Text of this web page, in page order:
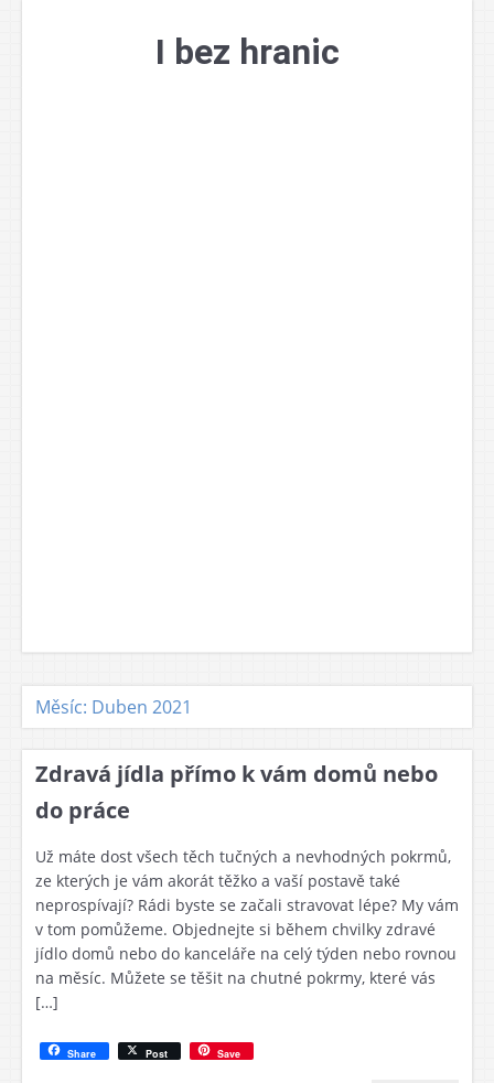
I bez hranic
Měsíc: Duben 2021
Zdravá jídla přímo k vám domů nebo
do práce
Už máte dost všech těch tučných a nevhodných pokrmů,
ze kterých je vám akorát těžko a vaší postavě také
neprospívají? Rádi byste se začali stravovat lépe? My vám
v tom pomůžeme. Objednejte si během chvilky zdravé
jídlo domů nebo do kanceláře na celý týden nebo rovnou
na měsíc. Můžete se těšit na chutné pokrmy, které vás
[…]
Share Post Save